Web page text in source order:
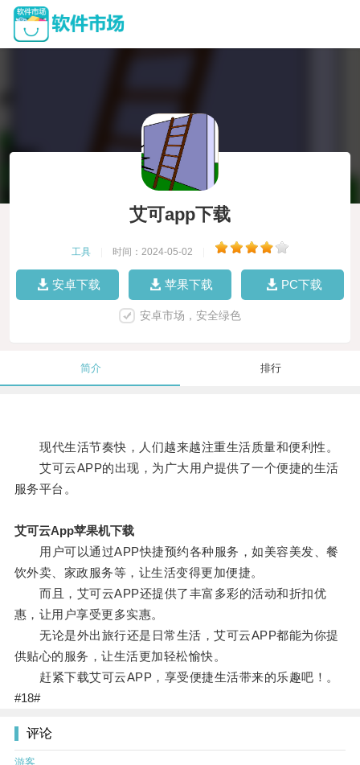
艾可app下载
工具 时间：2024-05-02
安卓下载 苹果下载 PC下载
安卓市场，安全绿色
简介 排行
现代生活节奏快，人们越来越注重生活质量和便利性。
艾可云APP的出现，为广大用户提供了一个便捷的生活
服务平台。
艾可云App苹果机下载
用户可以通过APP快捷预约各种服务，如美容美发、餐
饮外卖、家政服务等，让生活变得更加便捷。
而且，艾可云APP还提供了丰富多彩的活动和折扣优
惠，让用户享受更多实惠。
无论是外出旅行还是日常生活，艾可云APP都能为你提
供贴心的服务，让生活更加轻松愉快。
赶紧下载艾可云APP，享受便捷生活带来的乐趣吧！。
#18#
评论
游客